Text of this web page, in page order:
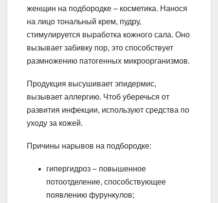
женщин на подбородке – косметика. Нанося
на лицо тональный крем, пудру,
стимулируется выработка кожного сала. Оно
вызывает забивку пор, это способствует
размножению патогенных микроорганизмов.
Продукция высушивает эпидермис,
вызывает аллергию. Чтоб уберечься от
развития инфекции, используют средства по
уходу за кожей.
Причины нарывов на подбородке:
гипергидроз – повышенное
потоотделение, способствующее
появлению фурункулов;